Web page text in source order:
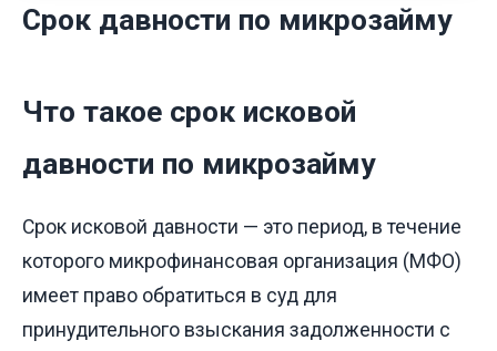
Срок давности по микрозайму
Что такое срок исковой
давности по микрозайму
Срок исковой давности — это период, в течение
которого микрофинансовая организация (МФО)
имеет право обратиться в суд для
принудительного взыскания задолженности с